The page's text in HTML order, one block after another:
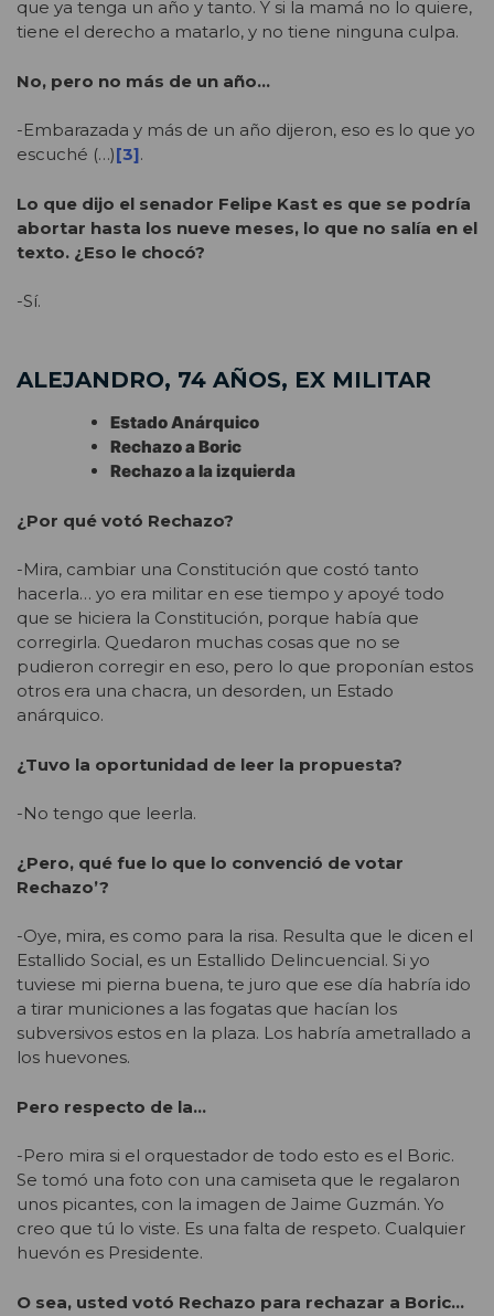
que ya tenga un año y tanto. Y si la mamá no lo quiere,
tiene el derecho a matarlo, y no tiene ninguna culpa.
No, pero no más de un año…
-Embarazada y más de un año dijeron, eso es lo que yo
escuché (…)[3].
Lo que dijo el senador Felipe Kast es que se podría
abortar hasta los nueve meses, lo que no salía en el
texto. ¿Eso le chocó?
-Sí.
ALEJANDRO, 74 AÑOS, EX MILITAR
Estado Anárquico
Rechazo a Boric
Rechazo a la izquierda
¿Por qué votó Rechazo?
-Mira, cambiar una Constitución que costó tanto
hacerla… yo era militar en ese tiempo y apoyé todo
que se hiciera la Constitución, porque había que
corregirla. Quedaron muchas cosas que no se
pudieron corregir en eso, pero lo que proponían estos
otros era una chacra, un desorden, un Estado
anárquico.
¿Tuvo la oportunidad de leer la propuesta?
-No tengo que leerla.
¿Pero, qué fue lo que lo convenció de votar
Rechazo’?
-Oye, mira, es como para la risa. Resulta que le dicen el
Estallido Social, es un Estallido Delincuencial. Si yo
tuviese mi pierna buena, te juro que ese día habría ido
a tirar municiones a las fogatas que hacían los
subversivos estos en la plaza. Los habría ametrallado a
los huevones.
Pero respecto de la…
-Pero mira si el orquestador de todo esto es el Boric.
Se tomó una foto con una camiseta que le regalaron
unos picantes, con la imagen de Jaime Guzmán. Yo
creo que tú lo viste. Es una falta de respeto. Cualquier
huevón es Presidente.
O sea, usted votó Rechazo para rechazar a Boric…